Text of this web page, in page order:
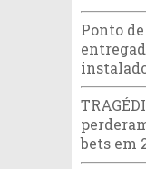
Ponto
bets em